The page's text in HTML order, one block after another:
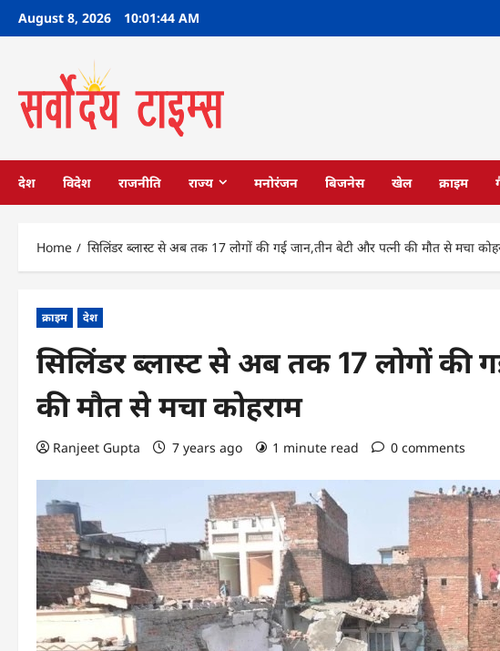
SkipAugust 8, 2026 10:01:45 AM
देश विदेश राजनीति राज्य मनोरंजन बिजनेस खेल क्राइम
Home सिलिंडर ब्लास्ट से अब तक 17 लोगों की गई जान,तीन बेटी और पत्नी की मौत से मचा
क्राइम देश
सिलिंडर ब्लास्ट से अब तक 17 लोगों की
की मौत से मचा कोहराम
Ranjeet Gupta 7 years ago 1 minute read 0 comments